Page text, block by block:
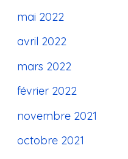
mai 2022
avril 2022
mars 2022
février 2022
novembre 2021
octobre 2021